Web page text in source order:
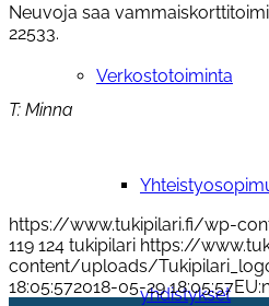
Verkostotoiminta
yhdistykset
Neuvoja saa
22533.
T: Minna
https://www.tukipilari.fi/wp-
119 124 tukipilari https://
content/uploads/
18:05:572018-05-29 18:05:57